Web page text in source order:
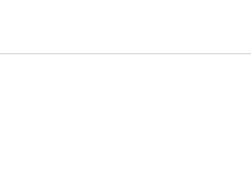
konten